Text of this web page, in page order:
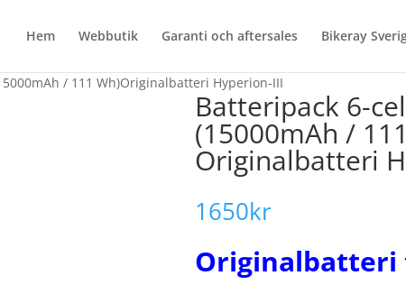
Hem Webbutik Garanti och aftersales Bikeray
/ 111 Wh)Originalbatteri Hyperion-III
Batteripack 6-
(15000mAh /
Originalbatteri
1650kr
Originalbatteri